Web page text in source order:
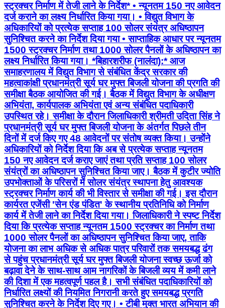
स्ट्रक्चर निर्माण में तेजी लाने के निर्देश* • न्यूनतम 150 नए आवेदन
दर्ज कराने का लक्ष्य निर्धारित किया गया। • ⁠विद्युत विभाग के
अधिकारियों को प्रत्येक सप्ताह 100 सोलर संयंत्र अधिष्ठापन
सुनिश्चित करने का निर्देश दिया गया • ⁠साप्ताहिक आधार पर न्यूनतम
1500 स्ट्रक्चर निर्माण तथा 1000 सोलर पैनलों के अधिष्ठापन का
लक्ष्य निर्धारित किया गया। *बिहारशरीफ (नालंदा):* आज
समाहरणालय में विद्युत विभाग से संबंधित केंद्र सरकार की
महत्वाकांक्षी प्रधानमंत्री सूर्य घर मुफ्त बिजली योजना की प्रगति की
समीक्षा बैठक आयोजित की गई। बैठक में विद्युत विभाग के अधीक्षण
अभियंता, कार्यपालक अभियंता एवं अन्य संबंधित पदाधिकारी
उपस्थित रहे। समीक्षा के दौरान जिलाधिकारी श्रीमती उदिता सिंह ने
प्रधानमंत्री सूर्य घर मुफ्त बिजली योजना के अंतर्गत पिछले तीन
दिनों में दर्ज किए गए 48 आवेदनों पर संतोष व्यक्त किया। उन्होंने
अधिकारियों को निर्देश दिया कि अब से प्रत्येक सप्ताह न्यूनतम
150 नए आवेदन दर्ज कराए जाएं तथा प्रति सप्ताह 100 सोलर
संयंत्रों का अधिष्ठापन सुनिश्चित किया जाए। बैठक में कुटीर ज्योति
उपभोक्ताओं के परिसरों में सोलर संयंत्र स्थापना हेतु आवश्यक
स्ट्रक्चर निर्माण कार्य की भी विस्तार से समीक्षा की गई। इस दौरान
कार्यरत एजेंसी 'सेन एंड पंडित' के स्थानीय प्रतिनिधि को निर्माण
कार्य में तेजी लाने का निर्देश दिया गया। जिलाधिकारी ने स्पष्ट निर्देश
दिया कि प्रत्येक सप्ताह न्यूनतम 1500 स्ट्रक्चर का निर्माण तथा
1000 सोलर पैनलों का अधिष्ठापन सुनिश्चित किया जाए, ताकि
योजना का लाभ अधिक से अधिक पात्र परिवारों तक समयबद्ध ढंग
से पहुंच प्रधानमंत्री सूर्य घर मुफ्त बिजली योजना स्वच्छ ऊर्जा को
बढ़ावा देने के साथ-साथ आम नागरिकों के बिजली व्यय में कमी लाने
की दिशा में एक महत्वपूर्ण पहल है। सभी संबंधित पदाधिकारियों को
निर्धारित लक्ष्यों की नियमित निगरानी करते हुए समयबद्ध प्रगति
सुनिश्चित करने के निर्देश दिए गए। • टीबी मुक्त भारत अभियान की